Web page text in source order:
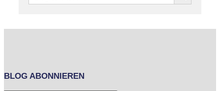
BLOG ABONNIEREN